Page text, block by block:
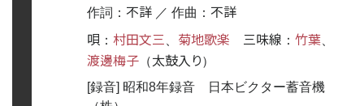
作詞： 不詳 ／ 作曲： 不詳
唄 ： 村田文三 菊地歌楽 三味線 ： 竹葉
渡邊梅子 （太鼓入り）
[録音] 昭和8年録音 日本ビクター蓄音機